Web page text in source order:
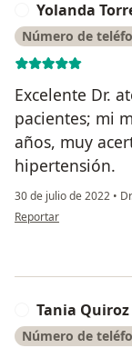
Yolanda
Número de
Excelente Dr.
pacientes; mi
años, muy
hipertensión.
30 de julio de 2022 •
en opinión del usuario
Reportar
Tania
Número de